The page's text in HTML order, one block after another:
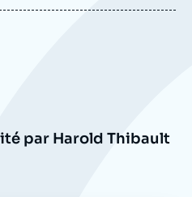
par Harold Thibault